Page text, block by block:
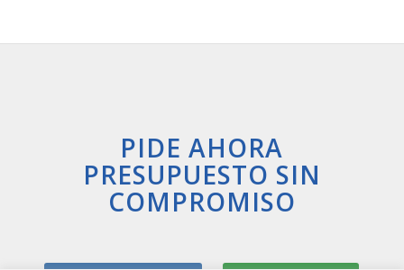
PIDE AHORA
PRESUPUESTO SIN
COMPROMISO